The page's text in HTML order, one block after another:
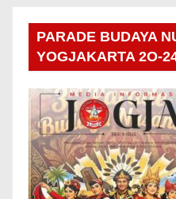
PARADE BUDAYA
YOGJAKARTA 2O-